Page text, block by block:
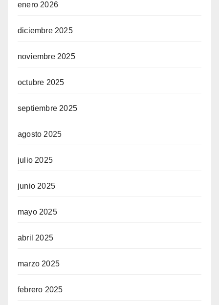
enero 2026
diciembre 2025
noviembre 2025
octubre 2025
septiembre 2025
agosto 2025
julio 2025
junio 2025
mayo 2025
abril 2025
marzo 2025
febrero 2025